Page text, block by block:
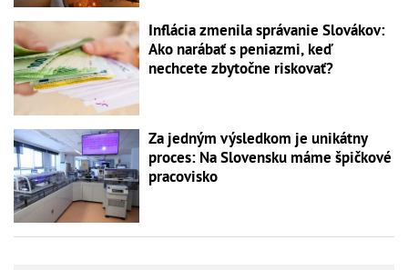
Inflácia zmenila správanie Slovákov:
Ako narábať s peniazmi, keď
nechcete zbytočne riskovať?
Za jedným výsledkom je unikátny
proces: Na Slovensku máme špičkové
pracovisko